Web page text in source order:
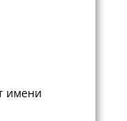
имени